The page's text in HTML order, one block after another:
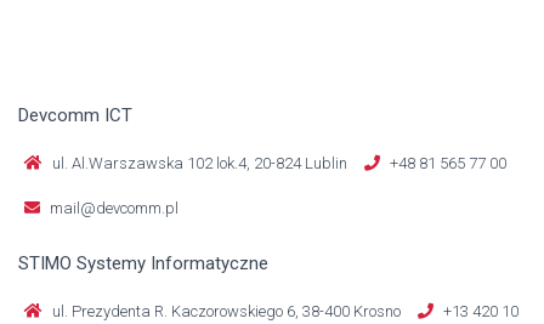
Devcomm ICT
ul. Al.Warszawska 102 lok.4, 20-824 Lublin +48 81 565 77 00
mail@devcomm.pl
STIMO Systemy Informatyczne
ul. Prezydenta R. Kaczorowskiego 6, 38-400 Krosno +13 420 10